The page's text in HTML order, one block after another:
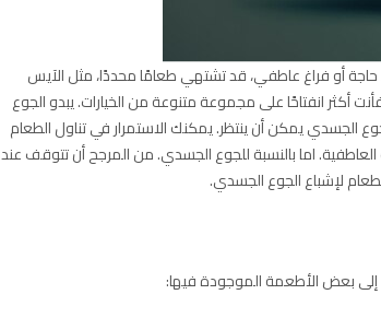
حاجة أو فراغ عاطفي، قد تشتهي طعامًا محددًا، مثل الآيس
انفتاحًا على مجموعة متنوعة من الخيارات. يبدو الجوع
الجسدي يمكن أن ينتظر. يمكنك الاستمرار في تناول الطعام
اما بالنسبة للجوع الجسدي. من المرجح أن تتوقف عند
لإشباع الجوع الجسدي.
إلى بعض الأطعمة الموجودة فيها: